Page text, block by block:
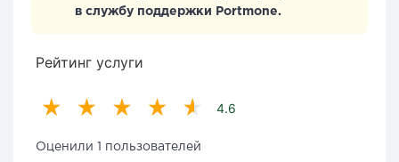
в службу поддержки Portmone.
Рейтинг услуги
4.6
Оценили 1 пользователей